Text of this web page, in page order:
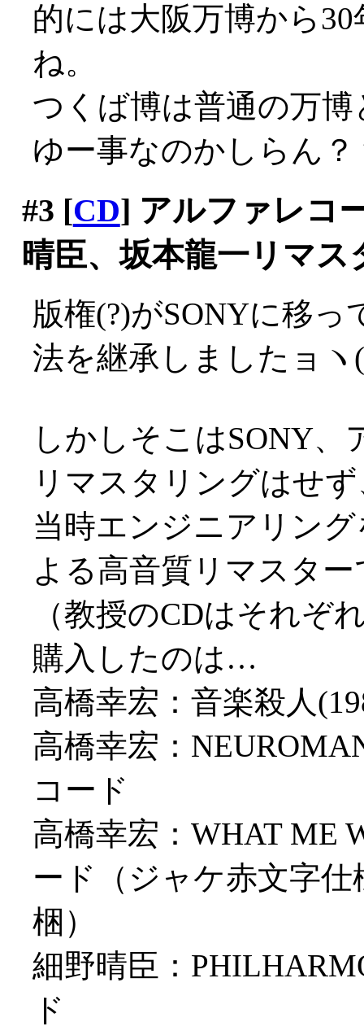
的には大阪万博から
ね。
つくば博は普通の万
ゆー事なのかしらん？
#3 [CD] アルファレコ
晴臣、坂本龍一リマス
版権(?)がSONYに移
法を継承しましたョヽ
しかしそこはSONY
リマスタリングはせ
当時エンジニアリン
よる高音質リマスタ
（教授のCDはそれぞ
購入したのは…
高橋幸宏：音楽殺人
高橋幸宏：
コード
高橋幸宏：WHAT ME
ード（ジャケ赤文字
梱）
細野晴臣：
ド